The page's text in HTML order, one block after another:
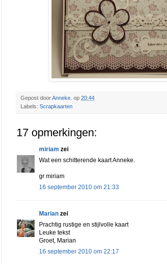
Gepost doorAnneke. op 20:44
Labels: Scrapkaarten
17 opmerkingen:
miriam zei
Wat een schitterende kaart Anneke.
gr miriam
16 september 2010 om 21:33
Marian zei
Prachtig rustige en stijlvolle kaart
Leuke tekst
Groet, Marian
16 september 2010 om 22:17